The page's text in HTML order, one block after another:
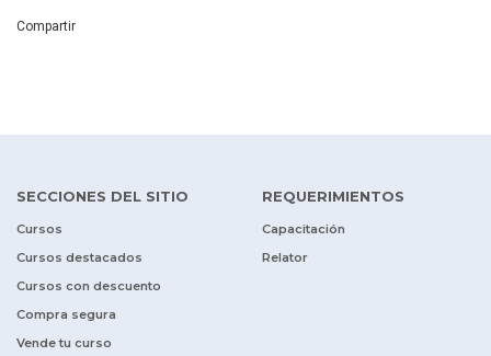
Compartir
SECCIONES DEL SITIO
Cursos
Cursos destacados
Cursos con descuento
Compra segura
Vende tu curso
REQUERIMIENTOS
Capacitación
Relator